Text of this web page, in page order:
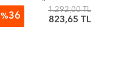
Bilgisi Öğretmenliği
Fasiküller Halinde Konu
Anlatım Seti Esra Işık Kulp
%36
1.292,00 TL
823,65 TL